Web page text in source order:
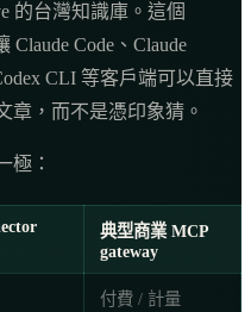
的台灣知識庫。這個
Claude Code、Claude
CLI 等客戶端可以直接
章，而不是憑印象猜。
極：
典型商業 MCP
gateway
付費 / 計量